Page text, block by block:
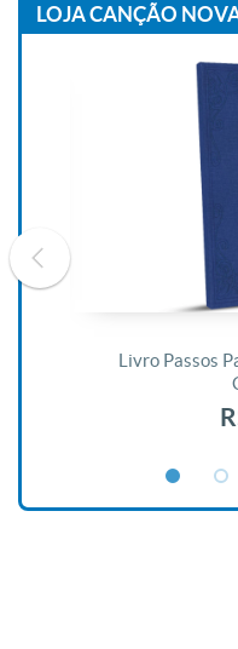
LOJA CANÇÃO
Livro Passos